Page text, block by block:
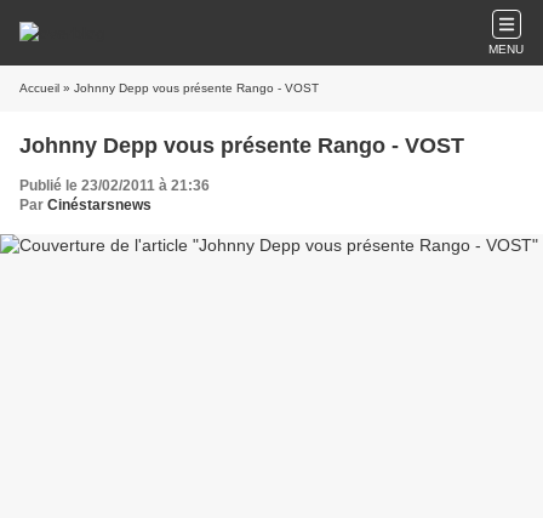
MENU
Accueil » Johnny Depp vous présente Rango - VOST
Johnny Depp vous présente Rango - VOST
Publié le 23/02/2011 à 21:36
Par Cinéstarsnews